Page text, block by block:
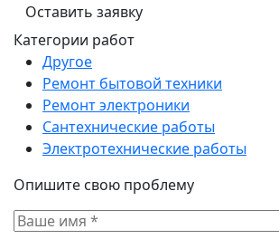
Оставить заявку
Категории работ
Другое
Ремонт бытовой техники
Ремонт электроники
Сантехнические работы
Электротехнические работы
Опишите свою проблему